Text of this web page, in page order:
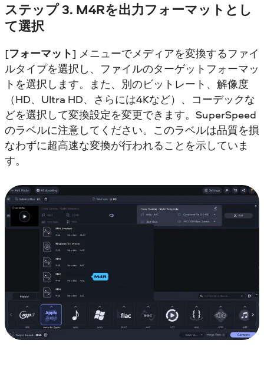
ステップ 3. M4Rを出力フォーマットとし
て選択
[フォーマット] メニューでメディアを変換するファイ
ルタイプを選択し、ファイルのターゲットフォーマッ
トを選択します。また、別のビットレート、解像度
（HD、Ultra HD、さらには4Kなど）、コーデックな
どを選択して変換設定を変更できます。SuperSpeed
のラベルに注意してください。このラベルは品質を損
なわずに超高速な変換が行われることを示していま
す。